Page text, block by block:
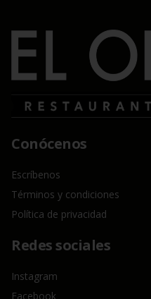
Conócenos
Escríbenos
Términos y condiciones
Política de privacidad
Redes sociales
Instagram
Facebook